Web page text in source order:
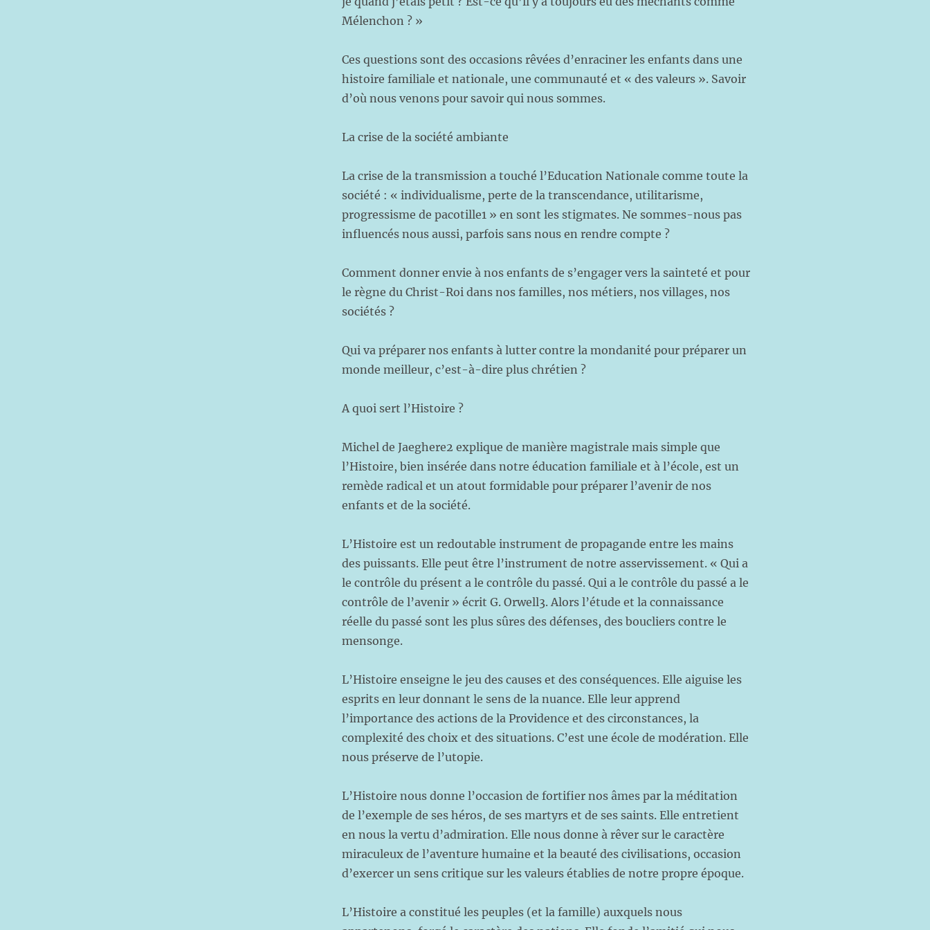
Mélenchon ? »
Ces questions sont des occasions rêvées d’enraciner les enfants dans une
histoire familiale et nationale, une communauté et « des valeurs ». Savoir
d’où nous venons pour savoir qui nous sommes.
La crise de la société ambiante
La crise de la transmission a touché l’Education Nationale comme toute la
société : « individualisme, perte de la transcendance, utilitarisme,
progressisme de pacotille1 » en sont les stigmates. Ne sommes-nous pas
influencés nous aussi, parfois sans nous en rendre compte ?
Comment donner envie à nos enfants de s’engager vers la sainteté et pour
le règne du Christ-Roi dans nos familles, nos métiers, nos villages, nos
sociétés ?
Qui va préparer nos enfants à lutter contre la mondanité pour préparer un
monde meilleur, c’est-à-dire plus chrétien ?
A quoi sert l’Histoire ?
Michel de Jaeghere2 explique de manière magistrale mais simple que
l’Histoire, bien insérée dans notre éducation familiale et à l’école, est un
remède radical et un atout formidable pour préparer l’avenir de nos
enfants et de la société.
L’Histoire est un redoutable instrument de propagande entre les mains
des puissants. Elle peut être l’instrument de notre asservissement. « Qui a
le contrôle du présent a le contrôle du passé. Qui a le contrôle du passé a le
contrôle de l’avenir » écrit G. Orwell3. Alors l’étude et la connaissance
réelle du passé sont les plus sûres des défenses, des boucliers contre le
mensonge.
L’Histoire enseigne le jeu des causes et des conséquences. Elle aiguise les
esprits en leur donnant le sens de la nuance. Elle leur apprend
l’importance des actions de la Providence et des circonstances, la
complexité des choix et des situations. C’est une école de modération. Elle
nous préserve de l’utopie.
L’Histoire nous donne l’occasion de fortifier nos âmes par la méditation
de l’exemple de ses héros, de ses martyrs et de ses saints. Elle entretient
en nous la vertu d’admiration. Elle nous donne à rêver sur le caractère
miraculeux de l’aventure humaine et la beauté des civilisations, occasion
d’exercer un sens critique sur les valeurs établies de notre propre époque.
L’Histoire a constitué les peuples (et la famille) auxquels nous